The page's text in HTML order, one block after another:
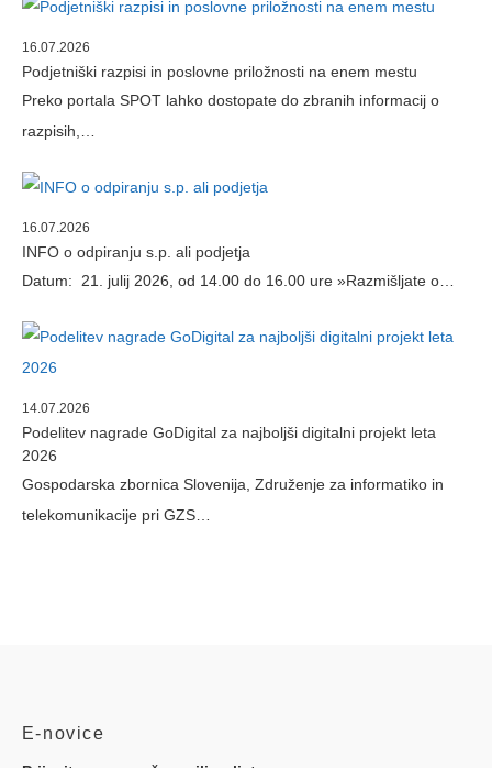
16.07.2026
Podjetniški razpisi in poslovne priložnosti na enem mestu
Preko portala SPOT lahko dostopate do zbranih informacij o
razpisih,…
16.07.2026
INFO o odpiranju s.p. ali podjetja
Datum: 21. julij 2026, od 14.00 do 16.00 ure »Razmišljate o…
14.07.2026
Podelitev nagrade GoDigital za najboljši digitalni projekt leta
2026
Gospodarska zbornica Slovenija, Združenje za informatiko in
telekomunikacije pri GZS…
E-novice